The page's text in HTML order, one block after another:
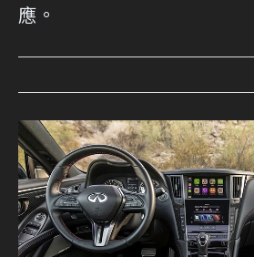
應。